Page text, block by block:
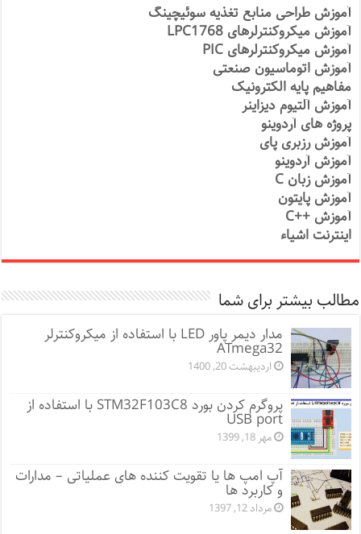
آموزش طراحی منابع تغذیه سوئیچینگ
آموزش میکروکنترلرهای LPC1768
آموزش میکروکنترلرهای PIC
آموزش اتوماسیون صنعتی
مفاهیم پایه الکترونیک
آموزش آلتیوم دیزاینر
پروژه های آردوینو
آموزش رزبری پای
آموزش آردوینو
آموزش زبان C
آموزش پایتون
آموزش ++C
اینترنت اشیاء
مطالب بیشتر برای شما
مدار دیمر پاور LED با استفاده از میکروکنترلر
ATmega32
اردیبهشت 20, 1400
پروگرم کردن بورد STM32F103C8 با استفاده از
USB port
مهر 18, 1399
آپ امپ ها یا تقویت کننده های عملیاتی – مدارات
و کاربرد ها
مرداد 12, 1397